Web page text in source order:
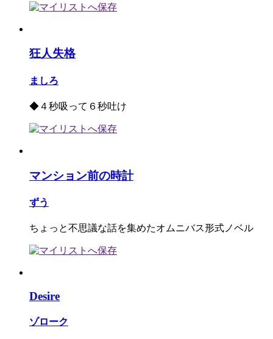
狂人失格
ましろ
◆４秒吸って６秒吐け
マンション前の時計
ずう
ちょっと不思議な話を集めたオムニバス形式ノベル
Desire
ゾローク